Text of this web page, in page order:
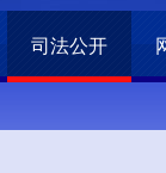
司法公开